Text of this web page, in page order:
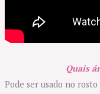
Quais
Pode ser usado no